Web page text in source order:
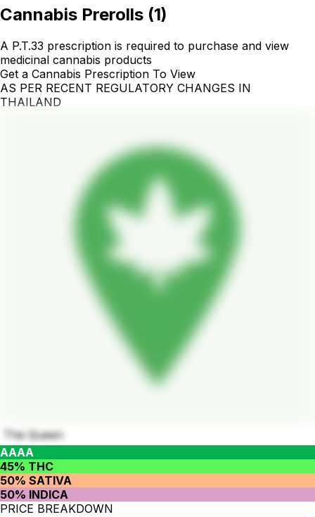
Cannabis Prerolls (1)
A P.T.33 prescription is required to purchase and view
medicinal cannabis products
Get a Cannabis Prescription To View
AS PER RECENT REGULATORY CHANGES IN
THAILAND
The Queen
AAAA
45% THC
50% SATIVA
50% INDICA
PRICE BREAKDOWN